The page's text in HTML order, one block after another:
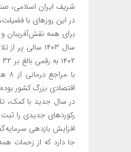
شریف ایران اسلامی،
در این روزهای با
برای همه نقش‌آفرینان
اقتصادی بزرگ کشور
افزایش بازدهی
جا دارد که از زحمات